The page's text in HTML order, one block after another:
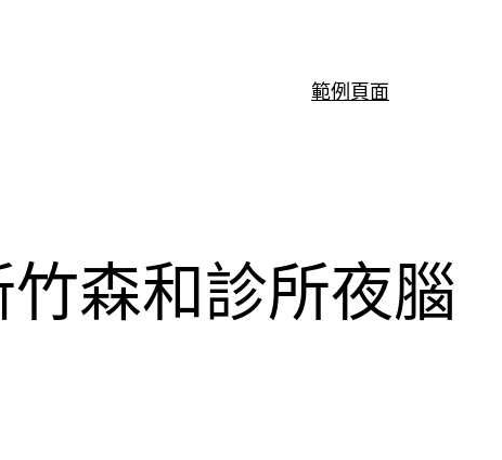
範例頁面
森和診所夜腦